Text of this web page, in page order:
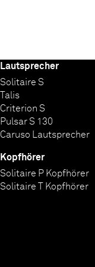
Lautsprecher
Solitaire S
Talis
Criterion S
Pulsar S 130
Caruso Lautsprecher
Kopfhörer
Solitaire P Kopfhörer
Solitaire T Kopfhörer